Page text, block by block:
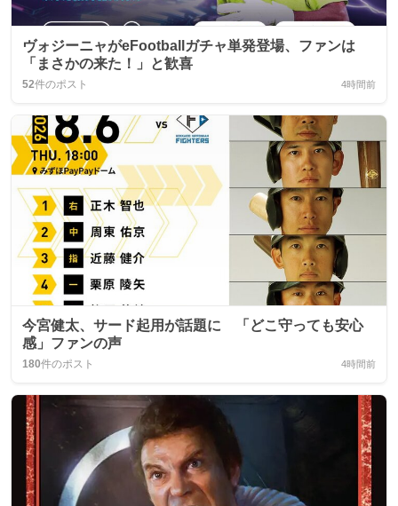
ヴォジーニャがeFootballガチャ単発登場、ファンは
「まさかの来た！」と歓喜
52件のポスト 4時間前
今宮健太、サード起用が話題に 「どこ守っても安心
感」ファンの声
180件のポスト 4時間前